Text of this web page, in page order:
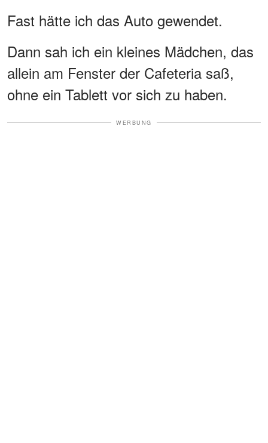
Fast hätte ich das Auto gewendet.
Dann sah ich ein kleines Mädchen, das
allein am Fenster der Cafeteria saß,
ohne ein Tablett vor sich zu haben.
WERBUNG